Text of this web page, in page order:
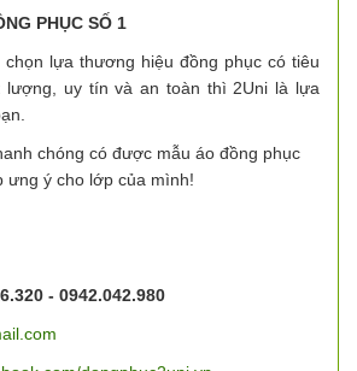
PHỤC SỐ 1
lựa thương hiệu đồng phục có tiêu
lượng, uy tín và an toàn thì 2Uni là lựa
chóng có được mẫu áo đồng phục
ưng ý cho lớp của mình!
- 0942.042.980